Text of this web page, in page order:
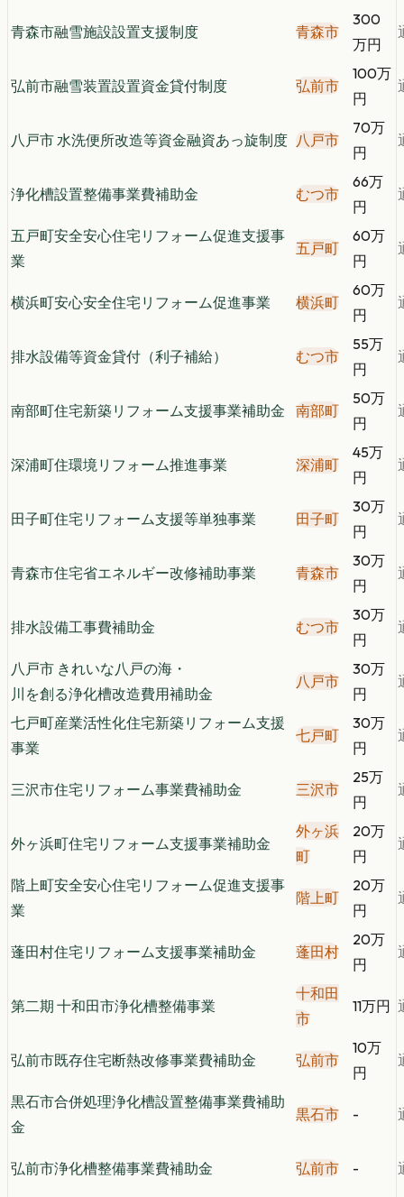
青森市融雪施設設置支援制度 青森市
300
万円
弘前市融雪装置設置資金貸付制度 弘前市
100万
円
八戸市 水洗便所改造等資金融資あっ旋制度 八戸市
70万
円
浄化槽設置整備事業費補助金 むつ市
66万
円
五戸町安全安心住宅リフォーム促進支援事
業
五戸町
60万
円
横浜町安心安全住宅リフォーム促進事業 横浜町
60万
円
排水設備等資金貸付（利子補給） むつ市
55万
円
南部町住宅新築リフォーム支援事業補助金 南部町
50万
円
深浦町住環境リフォーム推進事業 深浦町
45万
円
田子町住宅リフォーム支援等単独事業 田子町
30万
円
青森市住宅省エネルギー改修補助事業 青森市
30万
円
排水設備工事費補助金 むつ市
30万
円
八戸市 きれいな八戸の海・
川を創る浄化槽改造費用補助金
八戸市
30万
円
七戸町産業活性化住宅新築リフォーム支援
事業
七戸町
30万
円
三沢市住宅リフォーム事業費補助金 三沢市
25万
円
外ヶ浜町住宅リフォーム支援事業補助金
外ヶ浜
町
20万
円
階上町安全安心住宅リフォーム促進支援事
業
階上町
20万
円
蓬田村住宅リフォーム支援事業補助金 蓬田村
20万
円
第二期 十和田市浄化槽整備事業
十和田
市
11万円
弘前市既存住宅断熱改修事業費補助金 弘前市
10万
円
黒石市合併処理浄化槽設置整備事業費補助
金
黒石市 -
弘前市浄化槽整備事業費補助金 弘前市 -